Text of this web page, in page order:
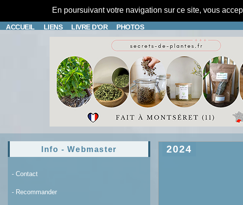
En poursuivant votre navigation sur ce site, vous
ACCUEIL LIENS LIVRE D'OR PHOTOS
Info - Webmaster
- Contact
- Recommander
2024